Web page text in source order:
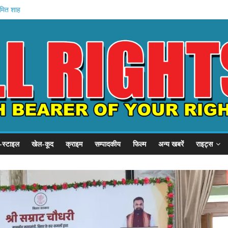
शाह
मंत्रालय
रोका
खेल-कूद क्राइम सम्पादकीय फिल्म अन्य खबरें राइट्स